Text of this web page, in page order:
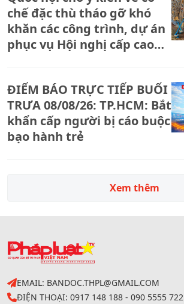
chế đặc thù tháo gỡ khó
khăn các công trình, dự án
phục vụ Hội nghị cấp cao
ĐIỂM BÁO TRỰC TIẾP BUỔI
TRƯA 08/08/26: TP.HCM: Bắt
khẩn cấp người bị cáo buộc
bạo hành trẻ
Xem thêm
EMAIL: BANDOC.THPL@GMAIL.COM
ĐIỆN THOẠI: 0917 148 188 - 090 5555 722